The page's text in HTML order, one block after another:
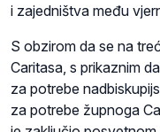
i zajedništva među
S obzirom da se na
Caritasa, s prikaznim
za potrebe
za potrebe župnoga